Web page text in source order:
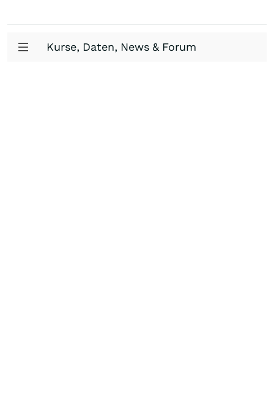
Kurse, Daten, News & Forum